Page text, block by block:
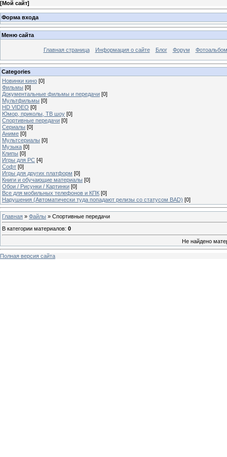
[Мой сайт]
Форма входа
Меню сайта
Главная страница Информация о сайте Блог Форум
Categories
Новинки кино [0]
Фильмы [0]
Документальные фильмы и передачи [0]
Мультфильмы [0]
HD VIDEO [0]
Юмор, приколы, ТВ шоу [0]
Спортивные передачи [0]
Сериалы [0]
Аниме [0]
Мультсериалы [0]
Музыка [0]
Клипы [0]
Игры для PC [4]
Софт [0]
Игры для других платформ [0]
Книги и обучающие материалы [0]
Обои / Рисунки / Картинки [0]
Все для мобильных телефонов и КПК [0]
Нарушения (Автоматически туда попадают релизы со статусом BAD) [0]
Главная » Файлы » Спортивные передачи
В категории материалов: 0
Не найдено
Полная версия сайта